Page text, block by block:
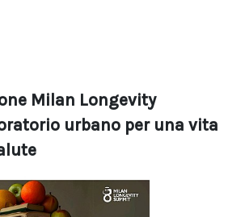
Milan Longevity
urbano per una vita